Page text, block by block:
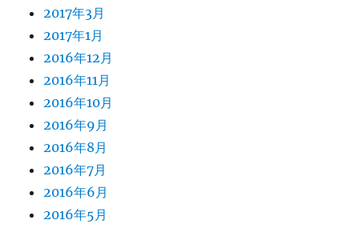
2017年3月
2017年1月
2016年12月
2016年11月
2016年10月
2016年9月
2016年8月
2016年7月
2016年6月
2016年5月